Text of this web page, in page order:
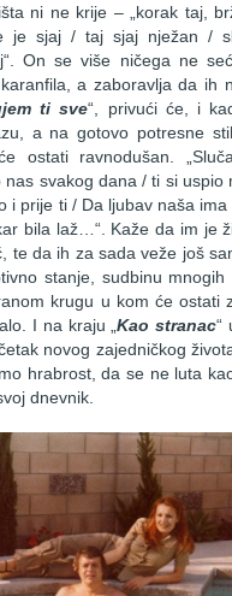
ni ne krije – „korak taj,
je sjaj / taj sjaj nježan /
On se više ničega ne
a zaboravlja da ih
ti sve“, privući će, i
a na gotovo potresne
ostati ravnodušan.
svakog dana / ti si uspio
i prije ti / Da ljubav naša
bila laž…“. Kaže da im je
te da ih za sada veže još
stanje, sudbinu
krugu u kom će ostati
I na kraju „Kao stranac“
novog zajedničkog
hrabrost, da se ne luta
dnevnik.